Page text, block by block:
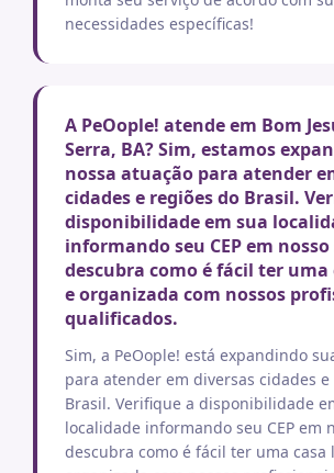
necessidades específicas!
A PeOople! atende em Bom
Serra, BA? Sim, estamos
nossa atuação para atender
cidades e regiões do Brasil.
disponibilidade em sua
informando seu CEP em
descubra como é fácil ter uma
e organizada com nossos
qualificados.
Sim, a PeOople! está expandindo
para atender em diversas cidades
Brasil. Verifique a disponibilidade
localidade informando seu CEP em
descubra como é fácil ter uma casa